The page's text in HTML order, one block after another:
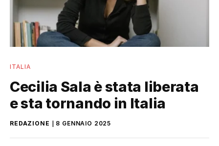
ITALIA
Cecilia Sala è stata liberata
e sta tornando in Italia
REDAZIONE 8 GENNAIO 2025